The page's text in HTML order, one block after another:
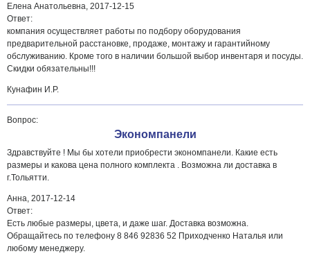
Елена Анатольевна, 2017-12-15
Ответ:
компания осуществляет работы по подбору оборудования
предварительной расстановке, продаже, монтажу и гарантийному
обслуживанию. Кроме того в наличии большой выбор инвентаря и посуды.
Скидки обязательны!!!
Кунафин И.Р.
Вопрос:
Экономпанели
Здравствуйте ! Мы бы хотели приобрести экономпанели. Какие есть
размеры и какова цена полного комплекта . Возможна ли доставка в
г.Тольятти.
Анна, 2017-12-14
Ответ:
Есть любые размеры, цвета, и даже шаг. Доставка возможна.
Обращайтесь по телефону 8 846 92836 52 Приходченко Наталья или
любому менеджеру.